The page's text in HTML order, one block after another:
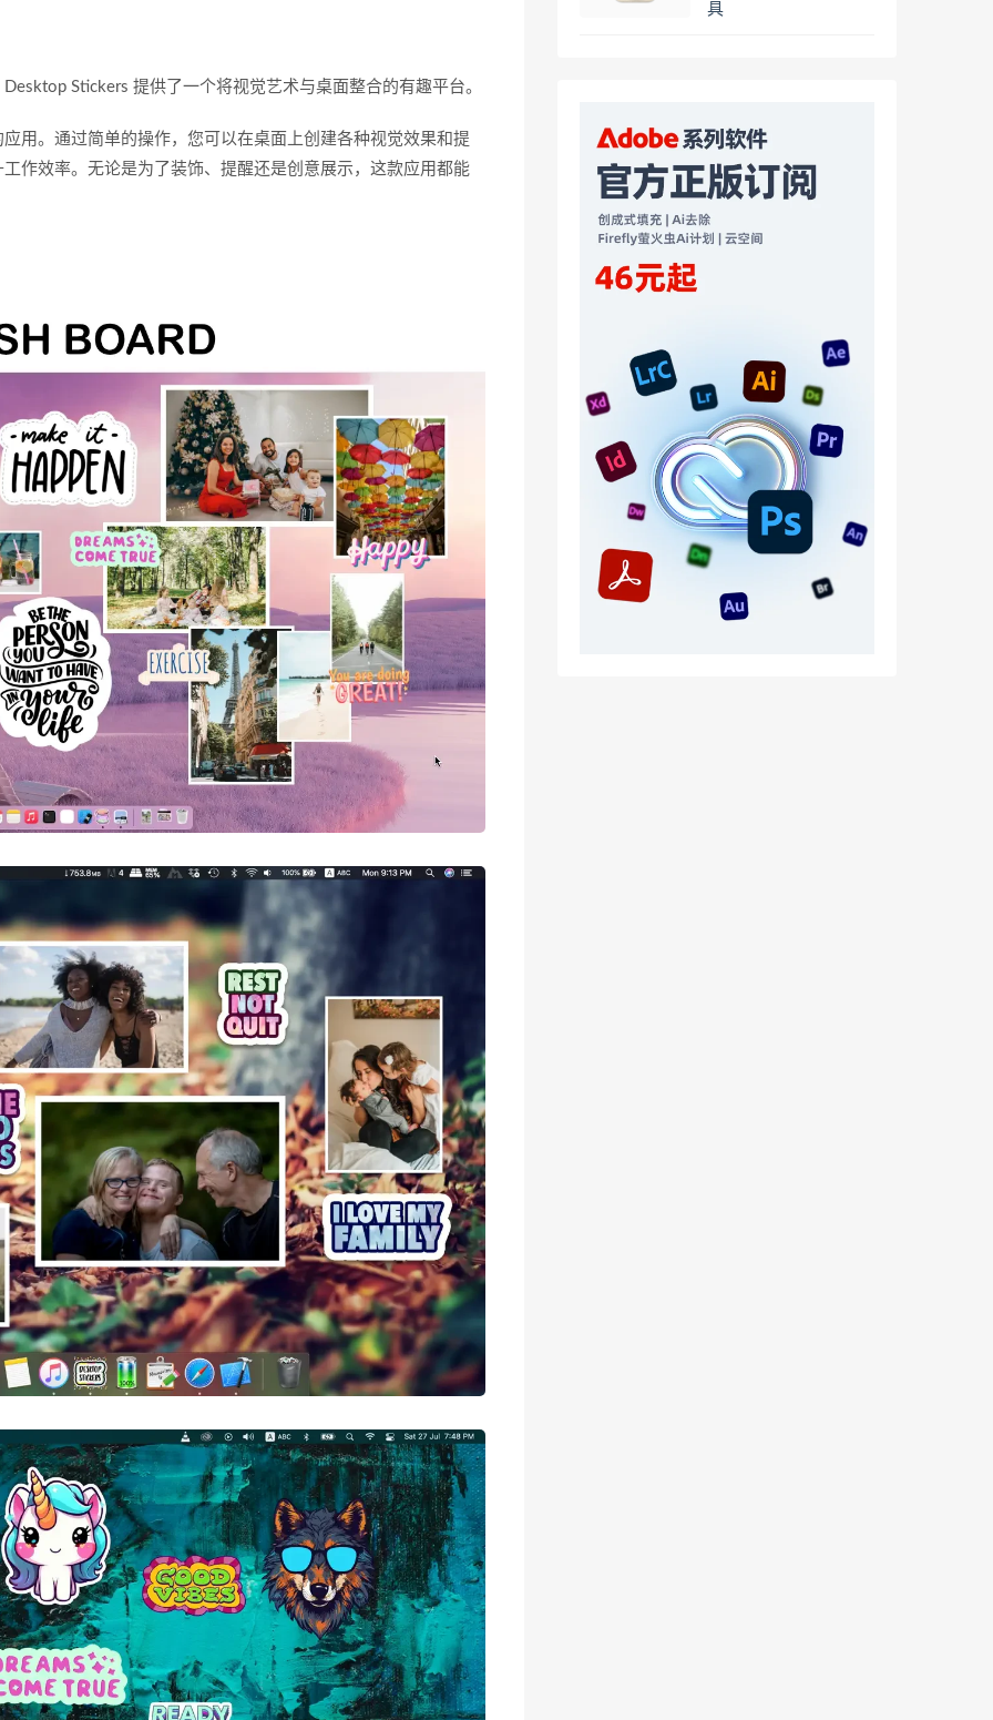
Stickers 提供了一个将视觉艺术与桌面整合的有趣平台。
用。通过简单的操作，您可以在桌面上创建各种视觉效果和提
作效率。无论是为了装饰、提醒还是创意展示，这款应用都能
具